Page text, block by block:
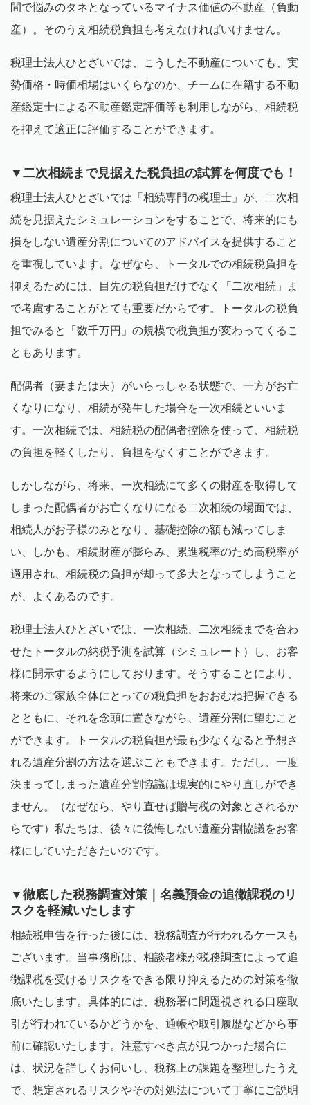
間で悩みのタネとなっているマイナス価値の不動産（負動
産）。そのうえ相続税負担も考えなければいけません。
税理士法人ひとざいでは、こうした不動産についても、実
勢価格・時価相場はいくらなのか、チームに在籍する不動
産鑑定士による不動産鑑定評価等も利用しながら、相続税
を抑えて適正に評価することができます。
▼二次相続まで見据えた税負担の試算を何度でも！
税理士法人ひとざいでは「相続専門の税理士」が、二次相
続を見据えたシミュレーションをすることで、将来的にも
損をしない遺産分割についてのアドバイスを提供すること
を重視しています。なぜなら、トータルでの相続税負担を
抑えるためには、目先の税負担だけでなく「二次相続」ま
で考慮することがとても重要だからです。トータルの税負
担でみると「数千万円」の規模で税負担が変わってくるこ
ともあります。
配偶者（妻または夫）がいらっしゃる状態で、一方がお亡
くなりになり、相続が発生した場合を一次相続といいま
す。一次相続では、相続税の配偶者控除を使って、相続税
の負担を軽くしたり、負担をなくすことができます。
しかしながら、将来、一次相続にて多くの財産を取得して
しまった配偶者がお亡くなりになる二次相続の場面では、
相続人がお子様のみとなり、基礎控除の額も減ってしま
い、しかも、相続財産が膨らみ、累進税率のため高税率が
適用され、相続税の負担が却って多大となってしまうこと
が、よくあるのです。
税理士法人ひとざいでは、一次相続、二次相続までを合わ
せたトータルの納税予測を試算（シミュレート）し、お客
様に開示するようにしております。そうすることにより、
将来のご家族全体にとっての税負担をおおむね把握できる
とともに、それを念頭に置きながら、遺産分割に望むこと
ができます。トータルの税負担が最も少なくなると予想さ
れる遺産分割の方法を選ぶこともできます。ただし、一度
決まってしまった遺産分割協議は現実的にやり直しができ
ません。（なぜなら、やり直せば贈与税の対象とされるか
らです）私たちは、後々に後悔しない遺産分割協議をお客
様にしていただきたいのです。
▼徹底した税務調査対策｜名義預金の追徴課税のリ
スクを軽減いたします
相続税申告を行った後には、税務調査が行われるケースも
ございます。当事務所は、相談者様が税務調査によって追
徴課税を受けるリスクをできる限り抑えるための対策を徹
底いたします。具体的には、税務署に問題視される口座取
引が行われているかどうかを、通帳や取引履歴などから事
前に確認いたします。注意すべき点が見つかった場合に
は、状況を詳しくお伺いし、税務上の課題を整理したうえ
で、想定されるリスクやその対処法について丁寧にご説明